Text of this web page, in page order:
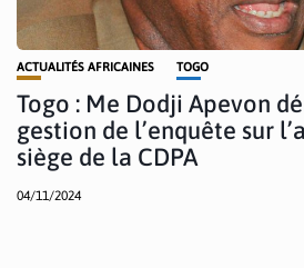
ACTUALITÉS AFRICAINES TOGO
Togo : Me Dodji Apevon
gestion de l’enquête sur
siège de la CDPA
04/11/2024